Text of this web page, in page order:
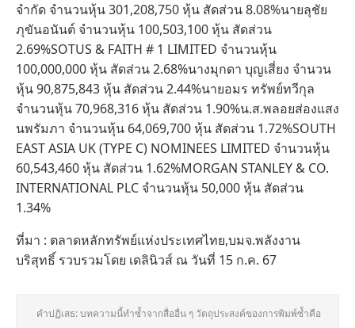
จำกัด จำนวนหุ้น 301,208,750 หุ้น สัดส่วน 8.08%นายลุชัย
ภุขันอนันต์ จำนวนหุ้น 100,503,100 หุ้น สัดส่วน
2.69%SOTUS & FAITH # 1 LIMITED จำนวนหุ้น
100,000,000 หุ้น สัดส่วน 2.68%นางมุกดา บุญเสี่ยง จำนวน
หุ้น 90,875,843 หุ้น สัดส่วน 2.44%นายอมร ทรัพย์ทวีกุล
จำนวนหุ้น 70,968,316 หุ้น สัดส่วน 1.90%น.ส.พลอยส่องแสง
นพรัมภา จำนวนหุ้น 64,069,700 หุ้น สัดส่วน 1.72%SOUTH
EAST ASIA UK (TYPE C) NOMINEES LIMITED จำนวนหุ้น
60,543,460 หุ้น สัดส่วน 1.62%MORGAN STANLEY & CO.
INTERNATIONAL PLC จำนวนหุ้น 50,000 หุ้น สัดส่วน
1.34%
ที่มา : ตลาดหลักทรัพย์แห่งประเทศไทย,บมจ.พลังงาน
บริสุทธิ์ รวบรวมโดย เดลินิวส์ ณ วันที่ 15 ก.ค. 67
คำปฏิเสธ: บทความนี้ทำซ้ำจากสื่ออื่น ๆ วัตถุประสงค์ของการพิมพ์ซ้ำคือ